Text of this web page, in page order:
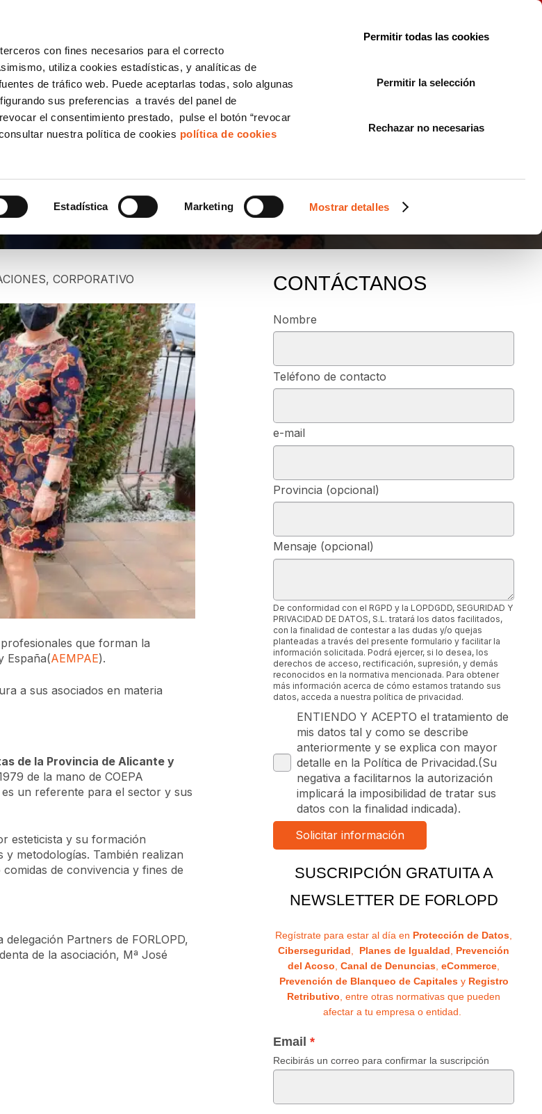
con fines necesarios para el correcto
utiliza cookies estadísticas, y analíticas de
de tráfico web. Puede aceptarlas todas, solo algunas
sus preferencias a través del panel de
el consentimiento prestado, pulse el botón “revocar
nuestra política de cookies política de cookies
Estadística Marketing Mostrar detalles
Permitir todas las cookies
Permitir la selección
Rechazar no necesarias
ECOMMERCE LSSI CANAL DENUNCIAS
AEMPAE
,CORPORATIVO
que forman la
España(AEMPAE).
a sus asociados en materia
de la Provincia de Alicante y
de la mano de COEPA
un referente para el sector y sus
esteticista y su formación
metodologías. También realizan
de convivencia y fines de
Partners de FORLOPD,
de la asociación, Mª José
CONTÁCTANOS
Nombre
Teléfono de contacto
e-mail
Provincia (opcional)
Mensaje (opcional)
De conformidad con el RGPD y la LOPDGDD, SEGURIDAD Y
PRIVACIDAD DE DATOS, S.L. tratará los datos facilitados,
con la finalidad de contestar a las dudas y/o quejas
planteadas a través del presente formulario y facilitar la
información solicitada. Podrá ejercer, si lo desea, los
derechos de acceso, rectificación, supresión, y demás
reconocidos en la normativa mencionada. Para obtener
más información acerca de cómo estamos tratando sus
datos, acceda a nuestra política de privacidad.
ENTIENDO Y ACEPTO el tratamiento de
mis datos tal y como se describe
anteriormente y se explica con mayor
detalle en la Política de Privacidad.(Su
negativa a facilitarnos la autorización
implicará la imposibilidad de tratar sus
datos con la finalidad indicada).
SUSCRIPCIÓN GRATUITA A
NEWSLETTER DE FORLOPD
Regístrate para estar al día en Protección de Datos,
Ciberseguridad, Planes de Igualdad, Prevención
del Acoso,Canal de Denuncias, eCommerce,
Prevención de Blanqueo de Capitalesy Registro
Retributivo, entre otras normativas que pueden
afectar a tu empresa o entidad.
Email
Recibirás un correo para confirmar la suscripción